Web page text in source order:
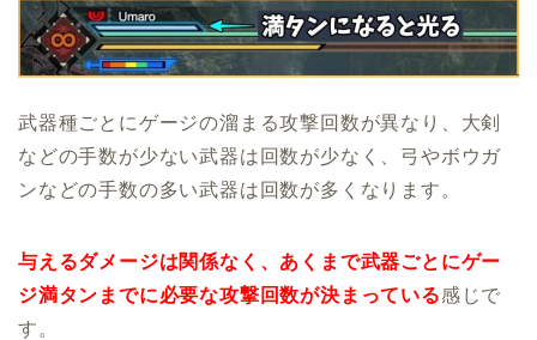
武器種ごとにゲージの溜まる攻撃回数が異なり、大剣
などの手数が少ない武器は回数が少なく、弓やボウガ
ンなどの手数の多い武器は回数が多くなります。
与えるダメージは関係なく、あくまで武器ごとにゲー
ジ満タンまでに必要な攻撃回数が決まっている感じで
す。